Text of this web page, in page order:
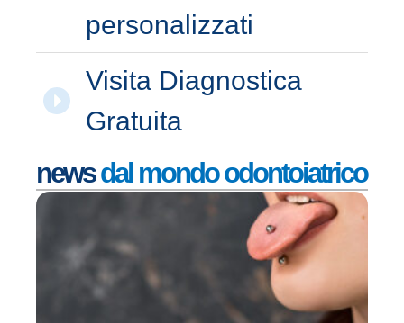
personalizzati
Visita Diagnostica
Gratuita
newsdal mondo odontoiatrico